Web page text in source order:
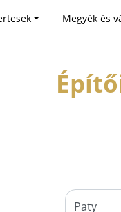
Megyék és